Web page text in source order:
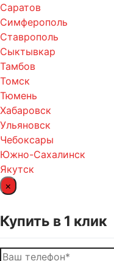
Саратов
Симферополь
Ставрополь
Сыктывкар
Тамбов
Томск
Тюмень
Хабаровск
Ульяновск
Чебоксары
Южно-Сахалинск
Якутск
×
Купить в 1 клик